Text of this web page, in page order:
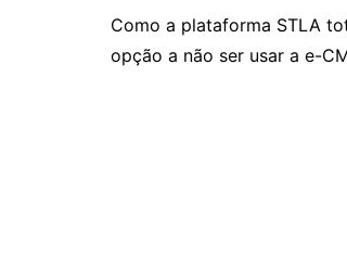
Como a plataforma STLA
opção a não ser usar a e-